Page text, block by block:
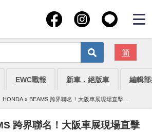
简
EWC戰報 新車．絕版車 編輯
HONDA x BEAMS 跨界聯名！大阪車展現場直擊
跨界聯名！大阪車展現場直擊